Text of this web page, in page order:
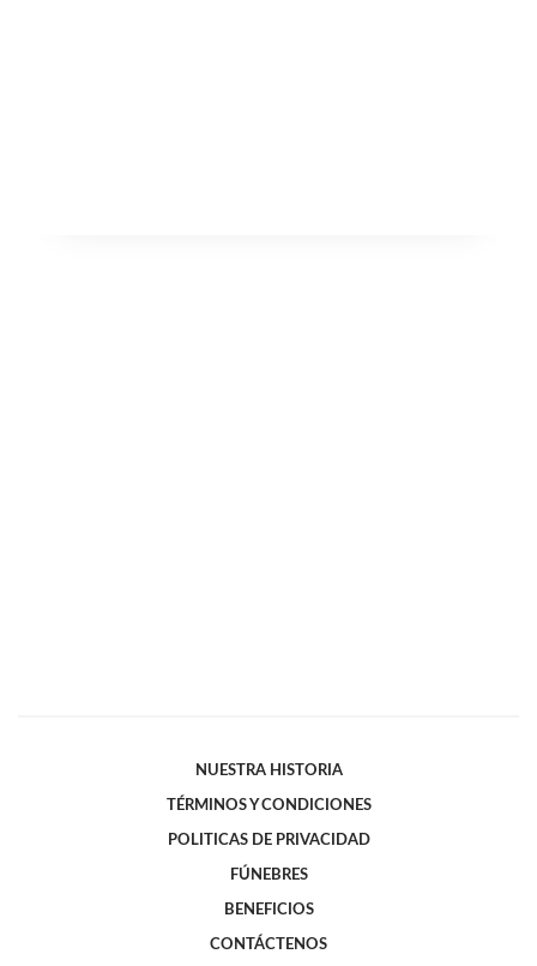
NUESTRA HISTORIA
TÉRMINOS Y CONDICIONES
POLITICAS DE PRIVACIDAD
FÚNEBRES
BENEFICIOS
CONTÁCTENOS